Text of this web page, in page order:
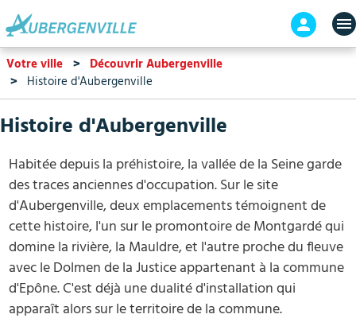
contenu
principal
En-
tête
Votre ville
Découvrir Aubergenville
Histoire d'Aubergenville
Histoire d'Aubergenville
Habitée depuis la préhistoire, la vallée de la Seine garde
des traces anciennes d'occupation. Sur le site
d'Aubergenville, deux emplacements témoignent de
cette histoire, l'un sur le promontoire de Montgardé qui
domine la rivière, la Mauldre, et l'autre proche du fleuve
avec le Dolmen de la Justice appartenant à la commune
d'Epône. C'est déjà une dualité d'installation qui
apparaît alors sur le territoire de la commune.